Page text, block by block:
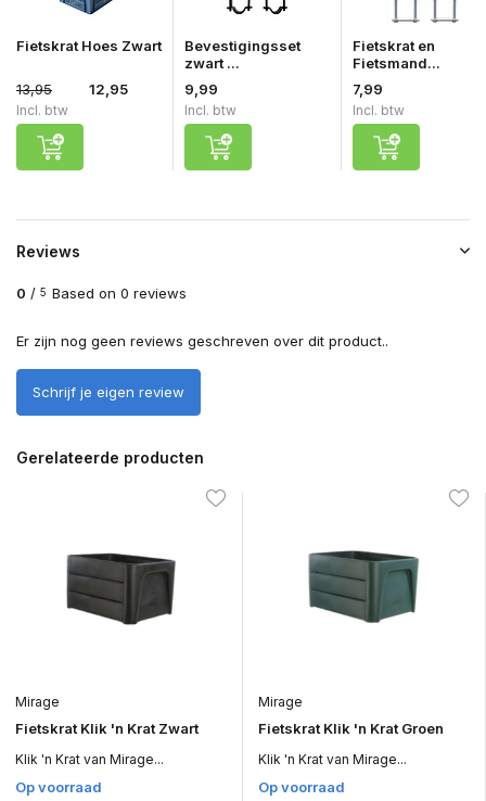
Fietskrat Hoes Zwart
13,95 12,95
Incl. btw
Bevestigingsset
zwart ...
9,99
Incl. btw
Fietskrat en
Fietsmand...
7,99
Incl. btw
Reviews
0 / 5 Based on 0 reviews
Er zijn nog geen reviews geschreven over dit product..
Schrijf je eigen review
Gerelateerde producten
Mirage
Fietskrat Klik 'n Krat Zwart
Klik 'n Krat van Mirage...
Op voorraad
Mirage
Fietskrat Klik 'n Krat Groen
Klik 'n Krat van Mirage...
Op voorraad